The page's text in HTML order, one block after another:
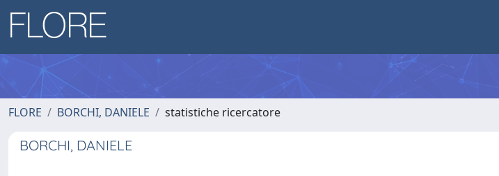
FLORE BORCHI, DANIELE statistiche ricercatore
BORCHI, DANIELE